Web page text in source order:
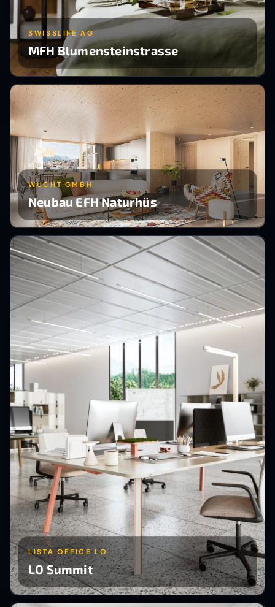
SWISSLIFE AG
MFH Blumensteinstrasse
WUCHT GMBH
Neubau EFH Naturhüs
LISTA OFFICE LO
LO Summit